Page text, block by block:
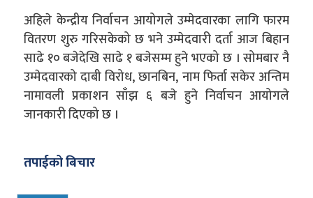
अहिले केन्द्रीय निर्वाचन आयोगले उम्मेदवारका लागि फारम
वितरण शुरु गरिसकेको छ भने उम्मेदवारी दर्ता आज बिहान
साढे १० बजेदेखि साढे १ बजेसम्म हुने भएको छ । सोमबार नै
उम्मेदवारको दाबी विरोध, छानबिन, नाम फिर्ता सकेर अन्तिम
नामावली प्रकाशन साँझ ६ बजे हुने निर्वाचन आयोगले
जानकारी दिएको छ ।
तपाईको बिचार